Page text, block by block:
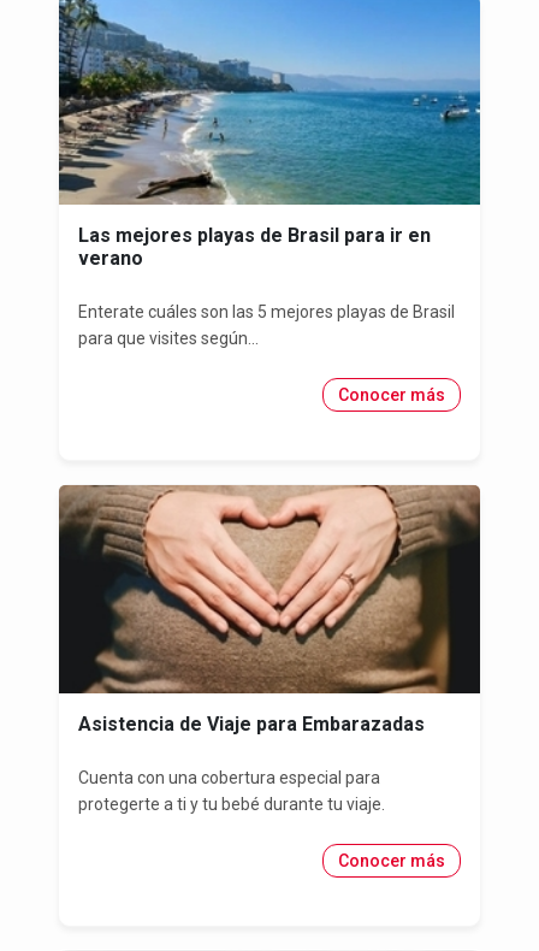
Las mejores playas de Brasil para ir en
verano
Enterate cuáles son las 5 mejores playas de Brasil
para que visites según...
Conocer más
Asistencia de Viaje para Embarazadas
Cuenta con una cobertura especial para
protegerte a ti y tu bebé durante tu viaje.
Conocer más